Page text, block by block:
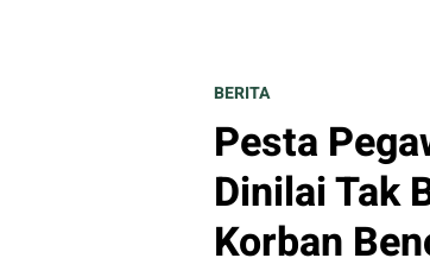
BERITA
Pesta
Dinilai Tak
Korban